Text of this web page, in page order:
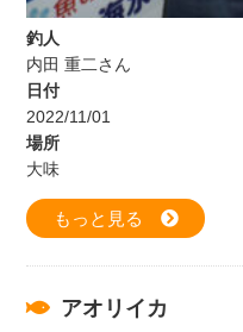
釣人
内田 重二さん
日付
2022/11/01
場所
大味
もっと見る
アオリイカ